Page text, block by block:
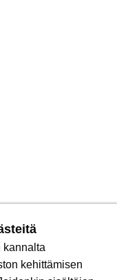
kannalta
kehittämisen